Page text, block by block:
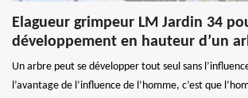
Elagueur grimpeur LM Jardin 34
développement en hauteur d’un
Un arbre peut se développer tout seul sans
l’avantage de l’influence de l’homme, c’est que